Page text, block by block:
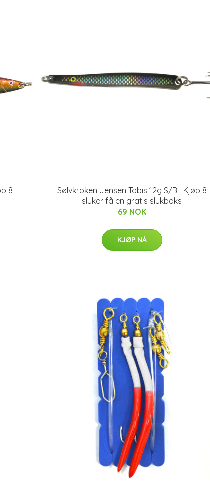
8
Sølvkroken Jensen Tobis 12g S/BL Kjøp 8
sluker få en gratis slukboks
69 NOK
KJØP NÅ